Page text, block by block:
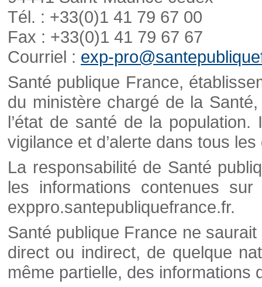
Tél. : +33(0)1 41 79 67 00
Fax : +33(0)1 41 79 67 67
Courriel : exp-
Santé publique France,
du ministère chargé de la
l’état de santé de la
vigilance et d’alerte dans tous
La responsabilité de Santé
les informations contenues
exppro.santepubliquefrance.fr.
Santé publique France ne
direct ou indirect, de quelque
même partielle, des informations